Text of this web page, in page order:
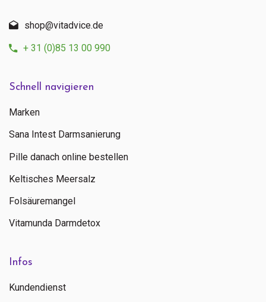
Schnell navigieren
Marken
Sana Intest Darmsanierung
Pille danach online bestellen
Keltisches Meersalz
Folsäuremangel
Vitamunda Darmdetox
Infos
Kundendienst
shop@vitadvice.de
+ 31 (0)85 13 00 990